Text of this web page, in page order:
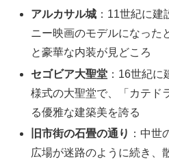
アルカサル城 ：11世紀に
ニー映画のモデルになった
と豪華な内装が見どころ
セゴビア大聖堂 ：16世紀
様式の大聖堂で、「カテド
る優雅な建築美を誇る
旧市街の石畳の通り ：中世
広場が迷路のように続き、